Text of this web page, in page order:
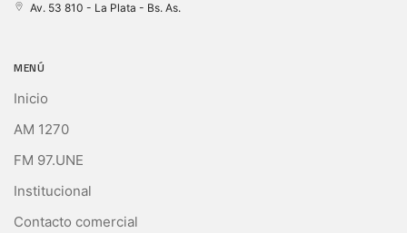
Av. 53 810 - La Plata - Bs. As.
MENÚ
Inicio
AM 1270
FM 97.UNE
Institucional
Contacto comercial